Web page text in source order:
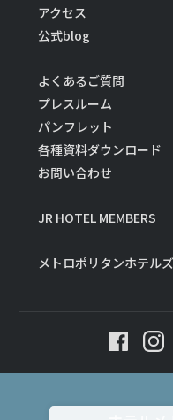
アクセス
公式blog
よくあるご質問
プレスルーム
パンフレット
各種資料ダウンロード
お問い合わせ
JR HOTEL MEMBERS
メトロポリタンホテル